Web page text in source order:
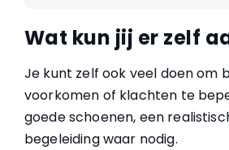
Wat kun jij er zelf
Je kunt zelf ook veel doen om
voorkomen of klachten te
goede schoenen, een
begeleiding waar nodig.